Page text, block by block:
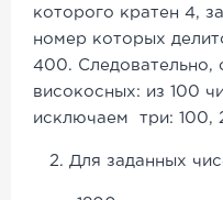
которого кратен 4,
номер которых
400. Следовательно,
високосных: из 100
исключаем три: 100,
2. Для заданных